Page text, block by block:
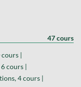
47 cours
|
cours |
4 cours |